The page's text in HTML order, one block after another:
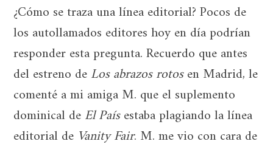
¿Cómo se traza una línea editorial? Pocos de
los autollamados editores hoy en día podrían
responder esta pregunta. Recuerdo que antes
del estreno deLos abrazos rotosen Madrid, le
comenté a mi amiga M. que el suplemento
dominical deEl Paísestaba plagiando la línea
editorial de Vanity Fair. M. me vio con cara de